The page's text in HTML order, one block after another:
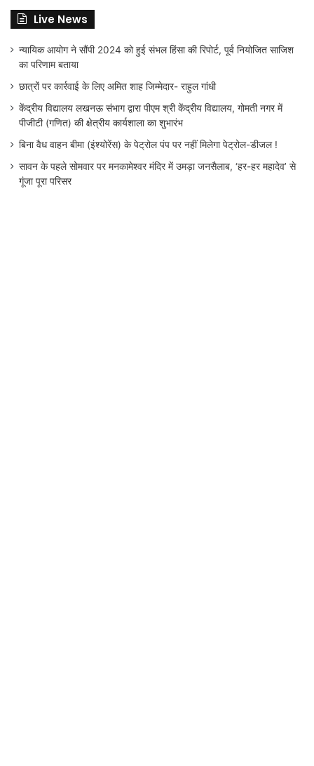
Live News
न्यायिक आयोग ने सौंपी 2024 को हुई संभल हिंसा की रिपोर्ट, पूर्व नियोजित साजिश
का परिणाम बताया
छात्रों पर कार्रवाई के लिए अमित शाह जिम्मेदार- राहुल गांधी
केंद्रीय विद्यालय लखनऊ संभाग द्वारा पीएम श्री केंद्रीय विद्यालय, गोमती नगर में
पीजीटी (गणित) की क्षेत्रीय कार्यशाला का शुभारंभ
बिना वैध वाहन बीमा (इंश्योरेंस) के पेट्रोल पंप पर नहीं मिलेगा पेट्रोल-डीजल !
सावन के पहले सोमवार पर मनकामेश्वर मंदिर में उमड़ा जनसैलाब, ‘हर-हर महादेव’ से
गूंजा पूरा परिसर